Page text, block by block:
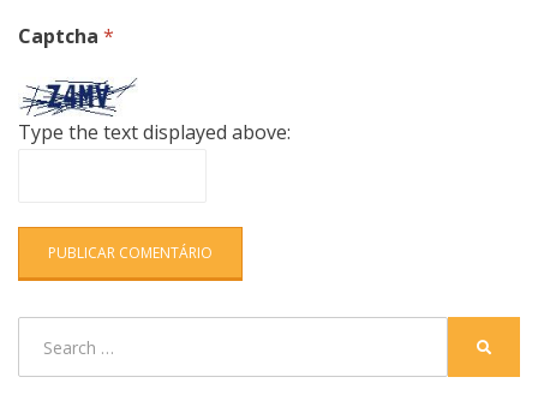
Captcha *
Type the text displayed above: